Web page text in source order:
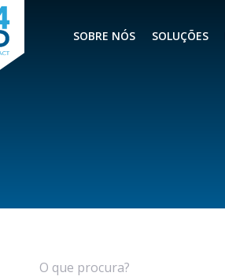
SOBRE NÓS SOLUÇÕES